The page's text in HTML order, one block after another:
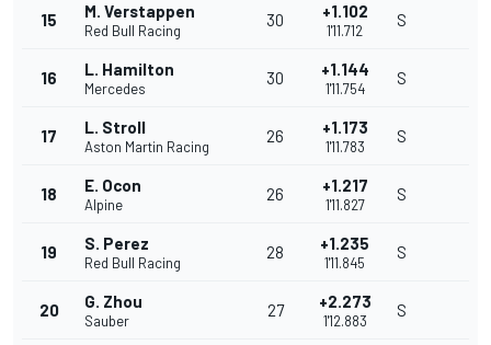
15 M. Verstappen
Red Bull Racing
30 +1.102
1'11.712
S
16 L. Hamilton
Mercedes
30 +1.144
1'11.754
S
17 L. Stroll
Aston Martin Racing
26 +1.173
1'11.783
S
18 E. Ocon
Alpine
26 +1.217
1'11.827
S
19 S. Perez
Red Bull Racing
28 +1.235
1'11.845
S
20 G. Zhou
Sauber
27 +2.273
1'12.883
S